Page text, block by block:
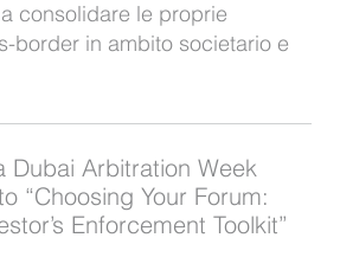
consolidare le proprie
border in ambito societario e
Dubai Arbitration Week
“Choosing Your Forum:
Enforcement Toolkit”